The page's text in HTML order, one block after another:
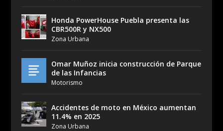
Honda PowerHouse Puebla presenta las
CBR500R y NX500
Zona Urbana
Omar Muñoz inicia construcción de Parque
de las Infancias
Motorismo
Accidentes de moto en México aumentan
11.4% en 2025
Zona Urbana